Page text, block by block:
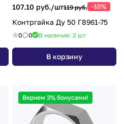
107.10 руб./шт119 руб. -10%
Контргайка Ду 50 Г8961-75
0 0 В наличии: 2 шт
В корзину
Вернем 3% бонусами!